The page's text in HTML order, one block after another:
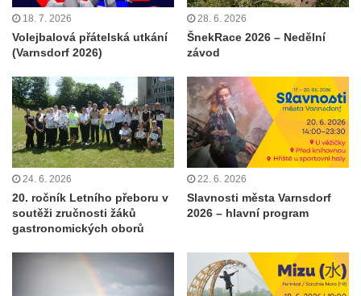
18. 7. 2026
Volejbalová přátelská utkání
(Varnsdorf 2026)
28. 6. 2026
ŠnekRace 2026 – Nedělní
závod
24. 6. 2026
20. ročník Letního přeboru v
soutěži zručnosti žáků
gastronomických oborů
22. 6. 2026
Slavnosti města Varnsdorf
2026 – hlavní program